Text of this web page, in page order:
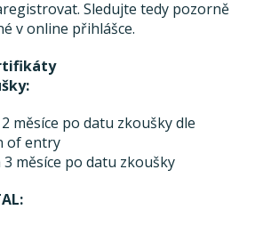
Sledujte tedy pozorně
v online přihlášce.
měsíce po datu zkoušky dle
of entry
měsíce po datu zkoušky